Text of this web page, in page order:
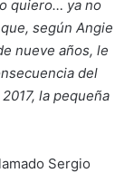
quiero… ya no
según Angie
nueve años, le
del
la pequeña
Sergio